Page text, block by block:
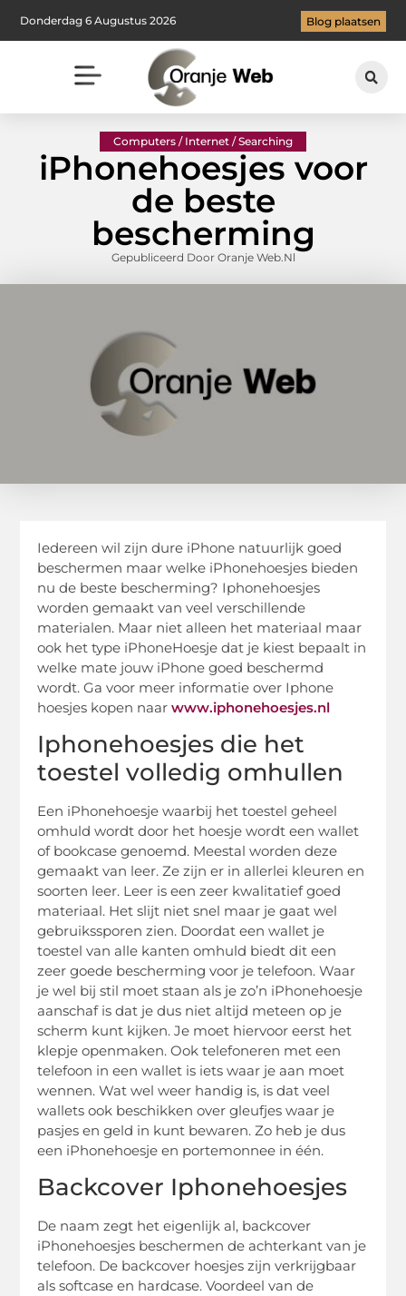
Donderdag 6 Augustus 2026 Blog plaatsen
Computers / Internet / Searching
iPhonehoesjes voor
de beste
bescherming
Gepubliceerd Door Oranje Web.nl
Iedereen wil zijn dure iPhone natuurlijk goed
beschermen maar welke iPhonehoesjes bieden
nu de beste bescherming? Iphonehoesjes
worden gemaakt van veel verschillende
materialen. Maar niet alleen het materiaal maar
ook het type iPhoneHoesje dat je kiest bepaalt in
welke mate jouw iPhone goed beschermd
wordt. Ga voor meer informatie over Iphone
hoesjes kopen naarwww.iphonehoesjes.nl
Iphonehoesjes die het
toestel volledig omhullen
Een iPhonehoesje waarbij het toestel geheel
omhuld wordt door het hoesje wordt een wallet
of bookcase genoemd. Meestal worden deze
gemaakt van leer. Ze zijn er in allerlei kleuren en
soorten leer. Leer is een zeer kwalitatief goed
materiaal. Het slijt niet snel maar je gaat wel
gebruikssporen zien. Doordat een wallet je
toestel van alle kanten omhuld biedt dit een
zeer goede bescherming voor je telefoon. Waar
je wel bij stil moet staan als je zo’n iPhonehoesje
aanschaf is dat je dus niet altijd meteen op je
scherm kunt kijken. Je moet hiervoor eerst het
klepje openmaken. Ook telefoneren met een
telefoon in een wallet is iets waar je aan moet
wennen. Wat wel weer handig is, is dat veel
wallets ook beschikken over gleufjes waar je
pasjes en geld in kunt bewaren. Zo heb je dus
een iPhonehoesje en portemonnee in één.
Backcover Iphonehoesjes
De naam zegt het eigenlijk al, backcover
iPhonehoesjes beschermen de achterkant van je
telefoon. De backcover hoesjes zijn verkrijgbaar
als softcase en hardcase. Voordeel van de